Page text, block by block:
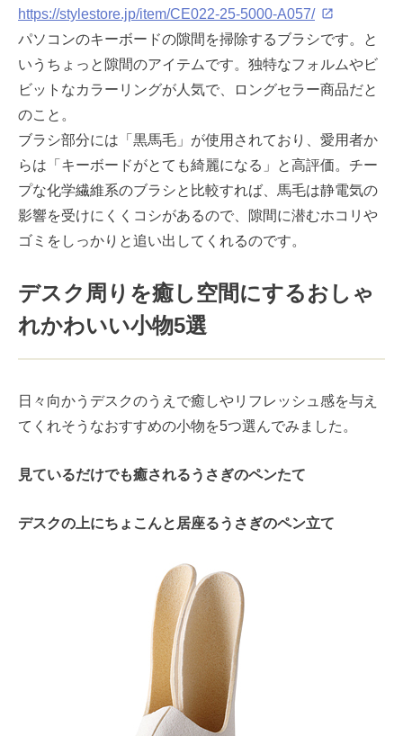
https://stylestore.jp/item/CE022-25-5000-A057/
パソコンのキーボードの隙間を掃除するブラシです。と
いうちょっと隙間のアイテムです。独特なフォルムやビ
ビットなカラーリングが人気で、ロングセラー商品だと
のこと。
ブラシ部分には「黒馬毛」が使用されており、愛用者か
らは「キーボードがとても綺麗になる」と高評価。チー
プな化学繊維系のブラシと比較すれば、馬毛は静電気の
影響を受けにくくコシがあるので、隙間に潜むホコリや
ゴミをしっかりと追い出してくれるのです。
デスク周りを癒し空間にするおしゃ
れかわいい小物5選
日々向かうデスクのうえで癒しやリフレッシュ感を与え
てくれそうなおすすめの小物を5つ選んでみました。
見ているだけでも癒されるうさぎのペンたて
デスクの上にちょこんと居座るうさぎのペン立て